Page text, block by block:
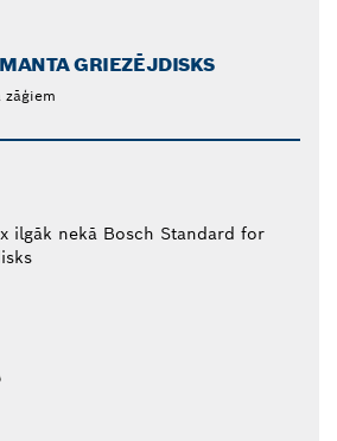
GRIEZĒJDISKS
zāģiem
ilgāk nekā Bosch Standard for